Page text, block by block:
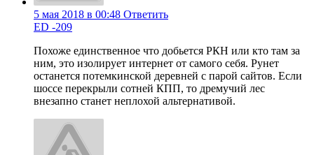
5 мая 2018 в 00:48 Ответить
ED -209
Похоже единственное что добьется РКН или кто там за
ним, это изолирует интернет от самого себя. Рунет
останется потемкинской деревней с парой сайтов. Если
шоссе перекрыли сотней КПП, то дремучий лес
внезапно станет неплохой альтернативой.